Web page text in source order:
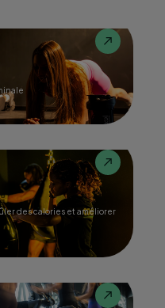
des calories et améliorer